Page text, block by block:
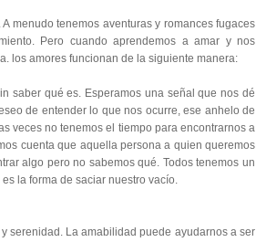
menudo tenemos aventuras y romances fugaces
Pero cuando aprendemos a amar y nos
los amores funcionan de la siguiente manera:
saber qué es. Esperamos una señal que nos dé
de entender lo que nos ocurre, ese anhelo de
veces no tenemos el tiempo para encontrarnos a
cuenta que aquella persona a quien queremos
algo pero no sabemos qué. Todos tenemos un
la forma de saciar nuestro vacío.
serenidad. La amabilidad puede ayudarnos a ser